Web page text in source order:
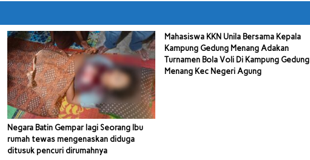
Negara Batin Gempar lagi Seorang Ibu
rumah tewas mengenaskan diduga
ditusuk pencuri dirumahnya
Mahasiswa KKN Unila Bersama Kepala
Kampung Gedung Menang Adakan
Turnamen Bola Voli Di Kampung Gedung
Menang Kec Negeri Agung